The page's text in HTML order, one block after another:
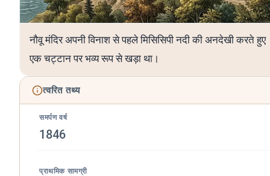
नौवू मंदिर अपनी विनाश से पहले मिसिसिपी नदी की अनदेखी करते हुए
एक चट्टान पर भव्य रूप से खड़ा था।
त्वरित तथ्य
समर्पण वर्ष
1846
प्राथमिक सामग्री